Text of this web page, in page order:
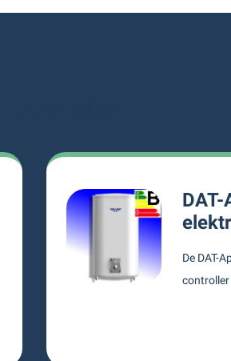
De DAT-
controller